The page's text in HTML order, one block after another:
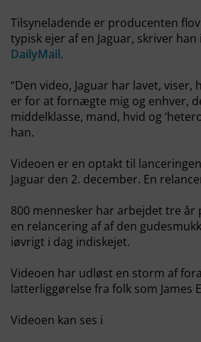
Tilsyneladende er producenten
typisk ejer af en Jaguar, skriver
DailyMail.
“Den video, Jaguar har lavet, viser,
er for at fornægte mig og enhver,
middelklasse, mand, hvid og
han.
Videoen er en optakt til
Jaguar den 2. december. En
800 mennesker har arbejdet tre
en relancering af af den
iøvrigt i dag indiskejet.
Videoen har udløst en storm af
latterliggørelse fra folk som James
Videoen kan ses i